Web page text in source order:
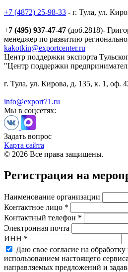
+7 (4872) 25-98-33 - г. Тула, ул.
+7 (495) 937-47-47 (доб.2818)-
менеджер по развитию
kakotkin@exportcenter.ru
Центр поддержки экспорта
"Центр поддержки
г. Тула, ул. Кирова, д. 135, к. 1, оф.
info@export71.ru
Мы в соцсетях:
Задать вопрос
Карта сайта
© 2026 Все права защищены.
Регистрация на
Наименование организации
Контактное лицо *
Контактный телефон *
Электронная почта
ИНН *
Даю свое согласие на
использованием настоящего
направляемых предложений и